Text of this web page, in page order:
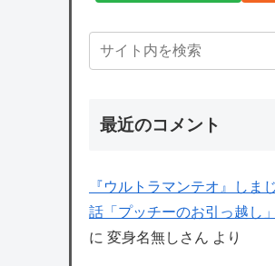
最近のコメント
『ウルトラマンテオ』しま
話「プッチーのお引っ越し
に 変身名無しさん より